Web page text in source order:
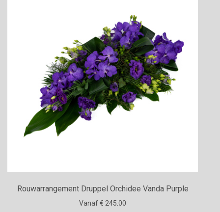
Rouwarrangement Druppel Orchidee Vanda Purple
Vanaf € 245.00